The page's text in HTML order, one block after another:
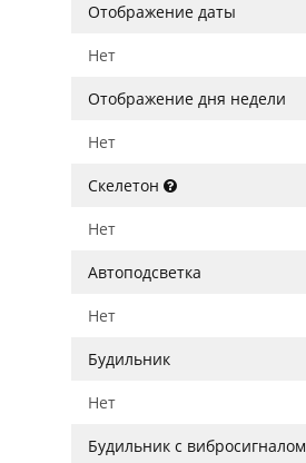
Отображение даты
Нет
Отображение дня недели
Нет
Скелетон
Нет
Автоподсветка
Нет
Будильник
Нет
Будильник с вибросигналом